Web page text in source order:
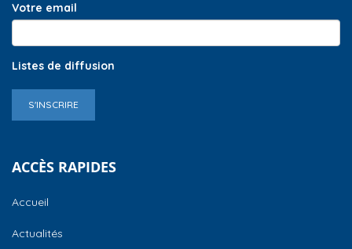
Votre email
Listes de diffusion
S'INSCRIRE
ACCÈS RAPIDES
Accueil
Actualités